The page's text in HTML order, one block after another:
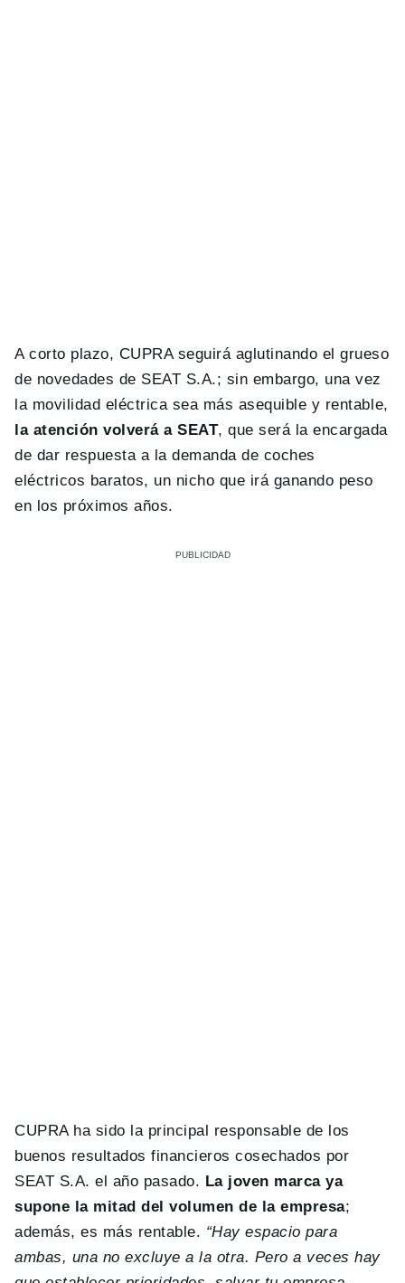
A corto plazo, CUPRA seguirá aglutinando el grueso
de novedades de SEAT S.A.; sin embargo, una vez
la movilidad eléctrica sea más asequible y rentable,
la atención volverá a SEAT, que será la encargada
de dar respuesta a la demanda de coches
eléctricos baratos, un nicho que irá ganando peso
en los próximos años.
CUPRA ha sido la principal responsable de los
buenos resultados financieros cosechados por
SEAT S.A. el año pasado. La joven marca ya
supone la mitad del volumen de la empresa;
además, es más rentable. “Hay espacio para
ambas, una no excluye a la otra. Pero a veces hay